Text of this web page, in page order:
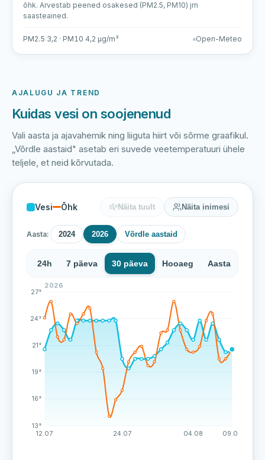
õhk. Arvestab peened osakesed (PM2.5, PM10) jm
saasteained.
PM2.5 3,2 · PM10 4,2 µg/m³ Open-Meteo
AJALUGU JA TREND
Kuidas vesi on soojenenud
Vali aasta ja ajavahemik ning liiguta hiirt või sõrme graafikul.
„Võrdle aastaid" asetab eri suvede veetemperatuuri ühele
teljele, et neid kõrvutada.
Vesi Õhk Näita tuult Näita inimesi
Aasta: 2024 2026 Võrdle aastaid
24h 7 päeva 30 päeva Hooaeg Aasta
Paide tehisjärve veetemperatuur on viimase 45
13°
16°
19°
21°
24°
27°
12.07 24.07 04.08 09.08
2026